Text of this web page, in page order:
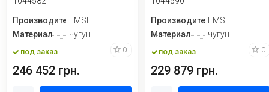
ПроизводительEMSE
Материал
чугун
под заказ 0
246 452 грн.
ПроизводительEMSE
Материал
чугун
под заказ 0
229 879 грн.